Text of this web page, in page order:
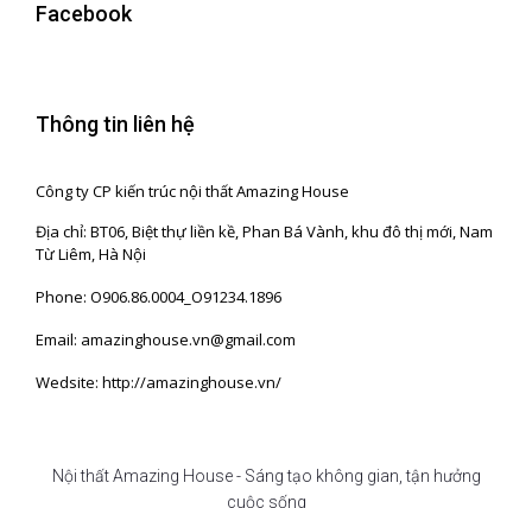
Facebook
Thông tin liên hệ
Công ty CP kiến trúc nội thất Amazing House
Địa chỉ: BT06, Biệt thự liền kề, Phan Bá Vành, khu đô thị mới, Nam
Từ Liêm, Hà Nội
Phone: O906.86.0004_O91234.1896
Email: amazinghouse.vn@gmail.com
Wedsite: http://amazinghouse.vn/
Nội thất Amazing House - Sáng tạo không gian, tận hưởng
cuộc sống